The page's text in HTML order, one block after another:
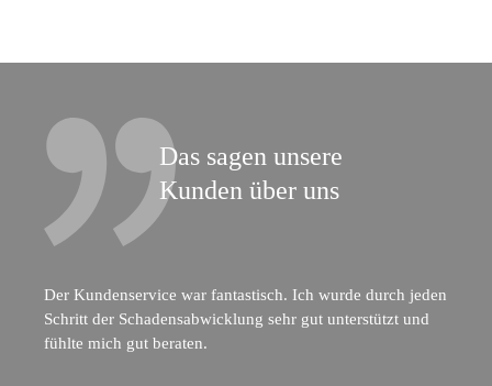
Das sagen unsere
Kunden über uns
Der Kundenservice war fantastisch. Ich wurde durch jeden
Schritt der Schadensabwicklung sehr gut unterstützt und
fühlte mich gut beraten.